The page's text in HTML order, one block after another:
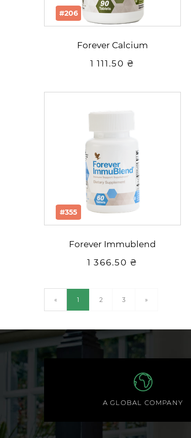
#206
Forever Calcium
1 111.50 ₴
#355
Forever Immublend
1 366.50 ₴
« 1 (current)
2 3 »
A GLOBAL COMPANY